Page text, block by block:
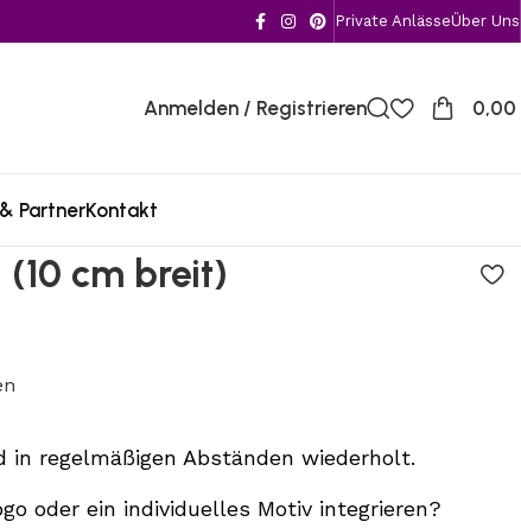
Private AnlässeÜber Uns
Anmelden / Registrieren 0,00
PartnerKontakt
cm breit)
in regelmäßigen Abständen wiederholt.
oder ein individuelles Motiv integrieren?